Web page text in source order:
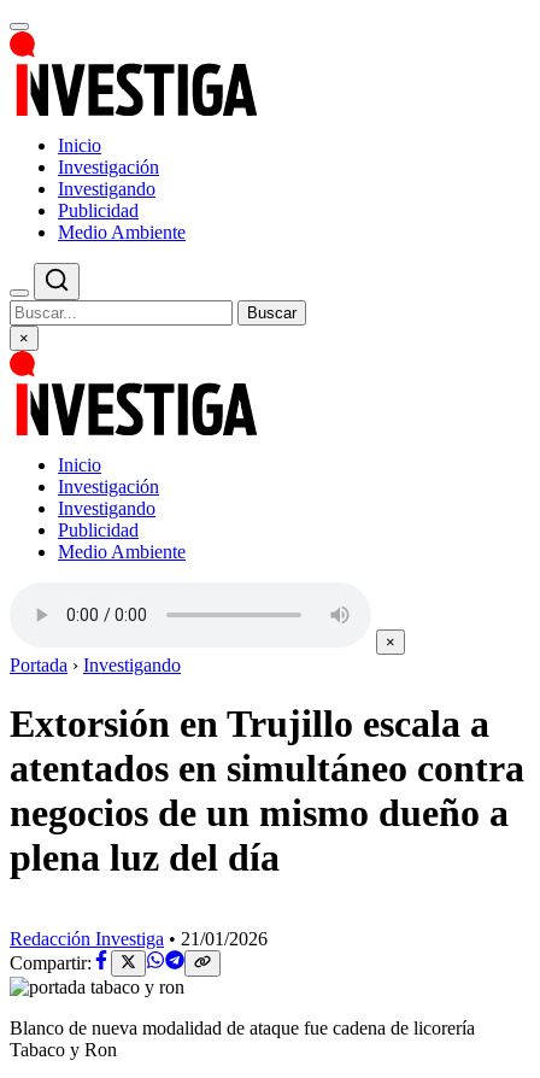
Inicio
Investigación
Investigando
Publicidad
Medio Ambiente
Buscar
×
Inicio
Investigación
Investigando
Publicidad
Medio Ambiente
×
Portada › Investigando
Extorsión en Trujillo escala a
atentados en simultáneo contra
negocios de un mismo dueño a
plena luz del día
Redacción Investiga • 21/01/2026
Compartir:
Blanco de nueva modalidad de ataque fue cadena de licorería
Tabaco y Ron